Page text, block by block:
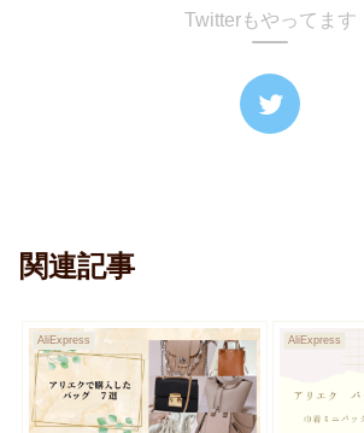
Twitterもやってます
関連記事
AliExpress AliExpress